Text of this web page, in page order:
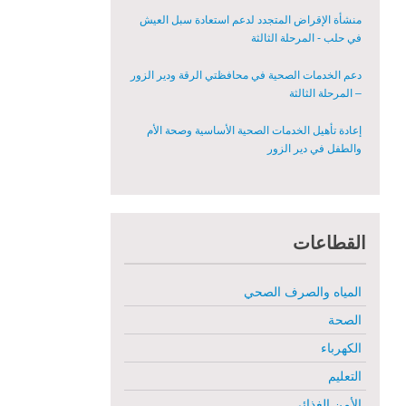
منشأة الإقراض المتجدد لدعم استعادة سبل العيش
في حلب - المرحلة الثالثة
دعم الخدمات الصحية في محافظتي الرقة ودير الزور
– المرحلة الثالثة
إعادة تأهيل الخدمات الصحية الأساسية وصحة الأم
والطفل في دير الزور
مشروع إعادة تأهيل المأوى والبنية التحتية المستدامة
مبادرة متعددة القطاعات لإعادة التأهيل في مدينة
جسر الشغور
تقديم خدمات الرعاية الصحية الأولية في محافظة دير
الزور - المرحلة الخامسة
القطاعات
المياه والصرف الصحي
الصحة
الكهرباء
التعليم